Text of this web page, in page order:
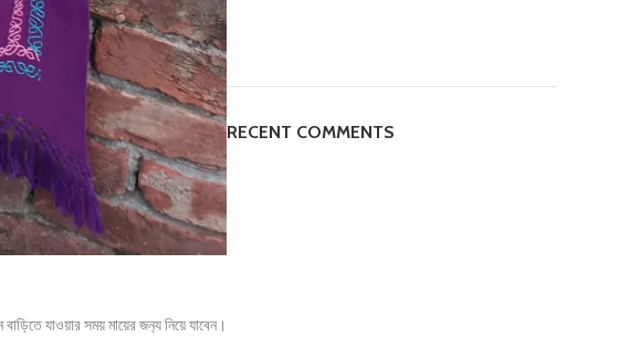
যাওয়ার সময় মায়ের জন‍্য নিয়ে যাবেন।
RECENT COMMENTS